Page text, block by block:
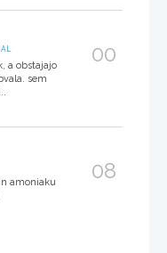
a obstajajo
sem
00
amoniaku
08